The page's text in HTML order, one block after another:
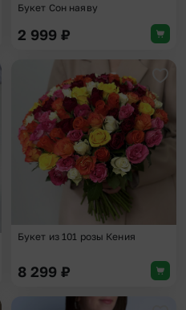
Букет Сон наяву
2 999 ₽
в избранное
Букет из 101 розы Кения
8 299 ₽